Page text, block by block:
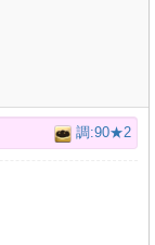
調:90★2